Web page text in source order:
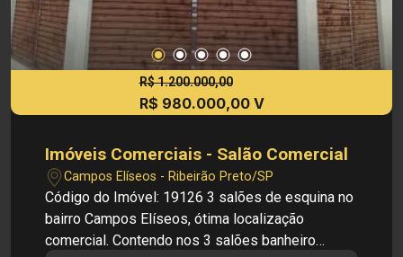
R$ 1.200.000,00
R$ 980.000,00 V
Imóveis Comerciais - Salão Comercial
Campos Elíseos - Ribeirão Preto/SP
Código do Imóvel: 19126 3 salões de esquina no
bairro Campos Elíseos, ótima localização
comercial. Contendo nos 3 salões banheiro